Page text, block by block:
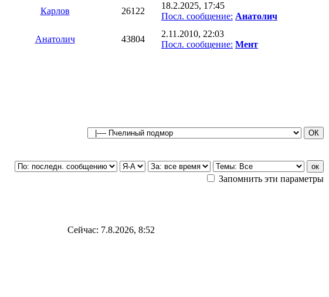
Карлов 26122
18.2.2025, 17:45
Посл. сообщение: Анатолич
Анатолич 43804
2.11.2010, 22:03
Посл. сообщение: Мент
Запомнить эти параметры
Сейчас: 7.8.2026, 8:52